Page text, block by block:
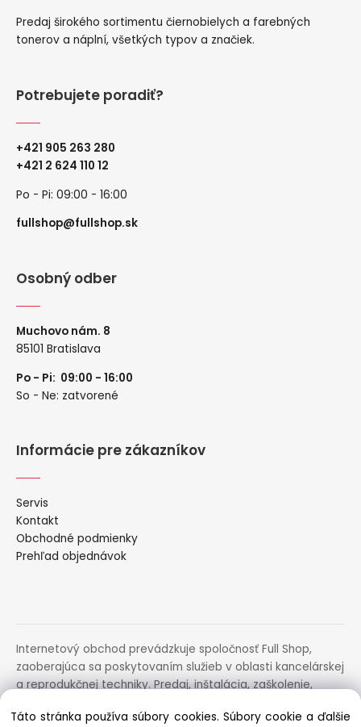
Predaj širokého sortimentu čiernobielych a farebných
tonerov a náplní, všetkých typov a značiek.
Potrebujete poradiť?
+421 905 263 280
+421 2 624 110 12
Po - Pi: 09:00 - 16:00
fullshop@fullshop.sk
Osobný odber
Muchovo nám. 8
85101 Bratislava
Po - Pi: 09:00 - 16:00
So - Ne: zatvorené
Informácie pre zákazníkov
Servis
Kontakt
Obchodné podmienky
Prehľad objednávok
Internetový obchod prevádzkuje spoločnosť Full Shop,
zaoberajúca sa poskytovaním služieb v oblasti kancelárskej
a reprodukčnej techniky. Predaj, inštalácia, zaškolenie,
zariadení.
Táto stránka používa súbory cookies. Súbory cookie a ďalšie